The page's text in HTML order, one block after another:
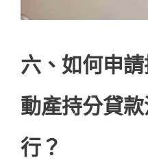
六、如何申
動產持分貸
行？